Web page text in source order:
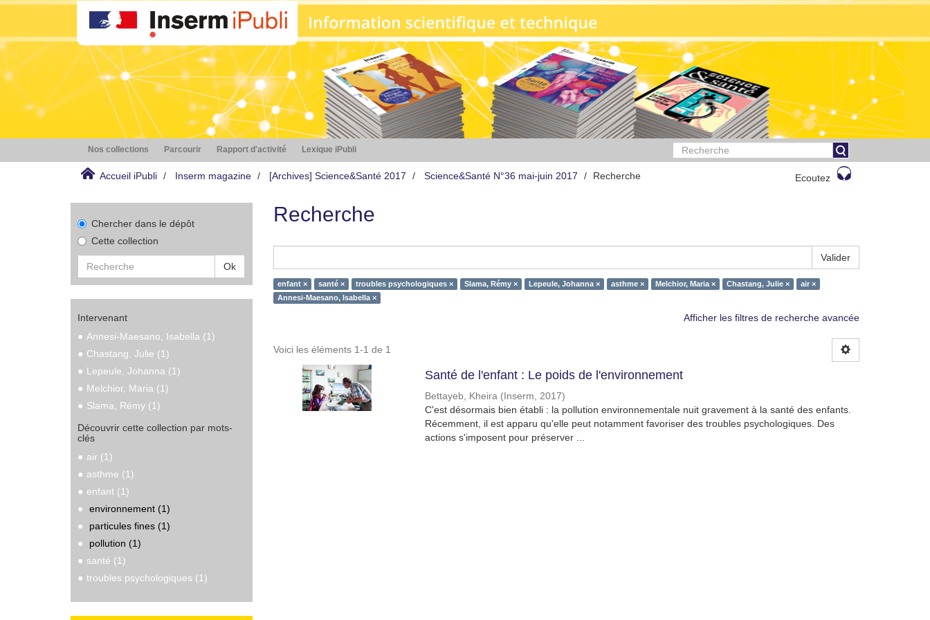
Nos collections Parcourir Rapport d'activité Lexique iPubli
Accueil iPubli Inserm magazine [Archives] Science&Santé 2017 Science&Santé N°36 mai-juin 2017 Recherche Ecoutez
Chercher dans le dépôt
Cette collection
Ok
Intervenant
Annesi-Maesano, Isabella (1)
Chastang, Julie (1)
Lepeule, Johanna (1)
Melchior, Maria (1)
Slama, Rémy (1)
Découvrir cette collection par mots-
clés
air (1)
asthme (1)
enfant (1)
environnement (1)
particules fines (1)
pollution (1)
santé (1)
troubles psychologiques (1)
Recherche
Valider
enfant × santé × troubles psychologiques × Slama, Rémy × Lepeule, Johanna × asthme × Melchior, Maria × Chastang, Julie ×
air ×
Annesi-Maesano, Isabella ×
Afficher les filtres de recherche avancée
Voici les éléments 1-1 de 1
Santé de l'enfant : Le poids de l'environnement
Bettayeb, Kheira (Inserm, 2017)
C'est désormais bien établi : la pollution environnementale nuit gravement à la santé des enfants.
Récemment, il est apparu qu'elle peut notamment favoriser des troubles psychologiques. Des
actions s'imposent pour préserver ...